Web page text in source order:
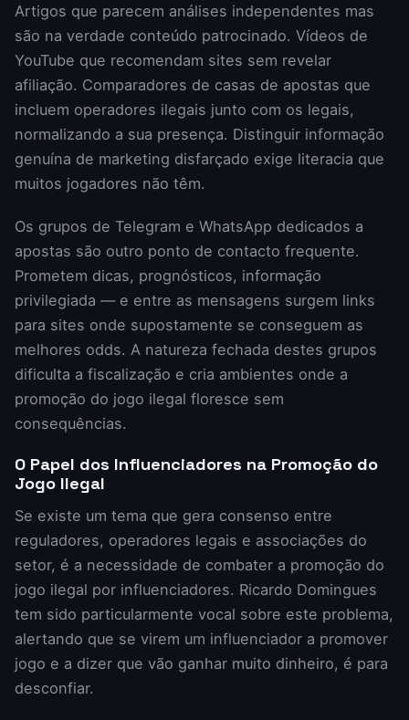
Artigos que parecem análises independentes mas
são na verdade conteúdo patrocinado. Vídeos de
YouTube que recomendam sites sem revelar
afiliação. Comparadores de casas de apostas que
incluem operadores ilegais junto com os legais,
normalizando a sua presença. Distinguir informação
genuína de marketing disfarçado exige literacia que
muitos jogadores não têm.
Os grupos de Telegram e WhatsApp dedicados a
apostas são outro ponto de contacto frequente.
Prometem dicas, prognósticos, informação
privilegiada — e entre as mensagens surgem links
para sites onde supostamente se conseguem as
melhores odds. A natureza fechada destes grupos
dificulta a fiscalização e cria ambientes onde a
promoção do jogo ilegal floresce sem
consequências.
O Papel dos Influenciadores na Promoção do
Jogo Ilegal
Se existe um tema que gera consenso entre
reguladores, operadores legais e associações do
setor, é a necessidade de combater a promoção do
jogo ilegal por influenciadores. Ricardo Domingues
tem sido particularmente vocal sobre este problema,
alertando que se virem um influenciador a promover
jogo e a dizer que vão ganhar muito dinheiro, é para
desconfiar.